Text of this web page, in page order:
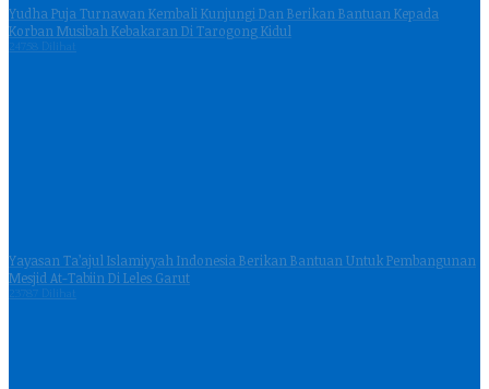
Yudha Puja Turnawan Kembali Kunjungi Dan Berikan Bantuan Kepada
Korban Musibah Kebakaran Di Tarogong Kidul
24758 Dilihat
Yayasan Ta’ajul Islamiyyah Indonesia Berikan Bantuan Untuk Pembangunan
Mesjid At-Tabiin Di Leles Garut
23787 Dilihat